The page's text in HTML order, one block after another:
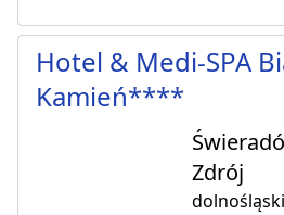
Hotel & Medi-SPA
Kamień****
Zdrój